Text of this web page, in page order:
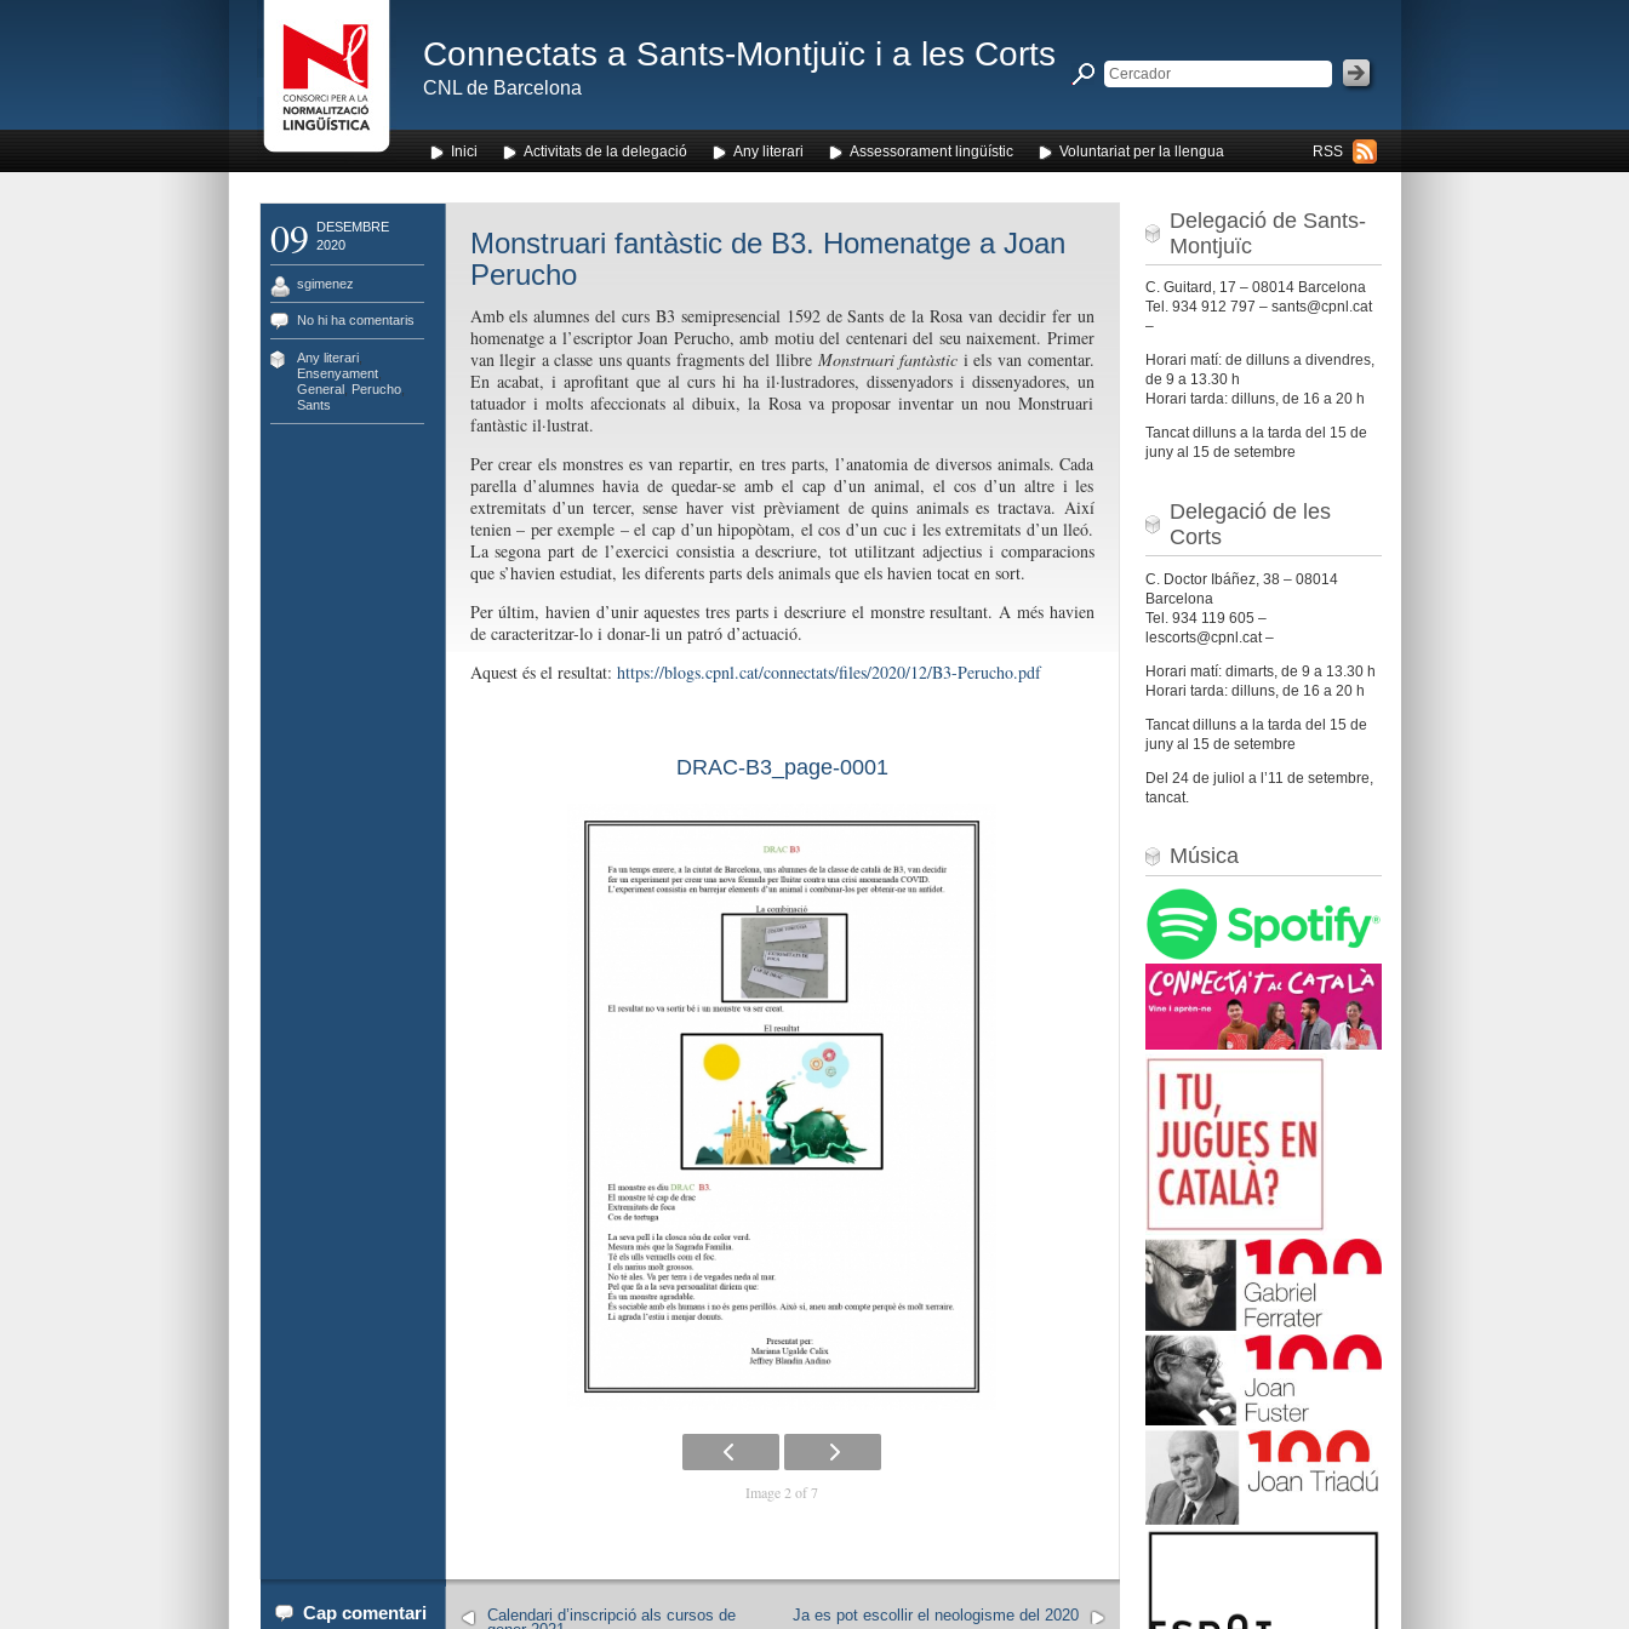
Connectats a Sants-Montjuïc i a les Corts
CNL de Barcelona
RSS
Inici Activitats de la delegació Any literari Assessorament lingüístic Voluntariat per la llengua
09
DESEMBRE
2020
sgimenez
No hi ha comentaris
Any literari,
Ensenyament,
General, Perucho,
Sants
Monstruari fantàstic de B3. Homenatge a Joan
Perucho
Amb els alumnes del curs B3 semipresencial 1592 de Sants de la Rosa van decidir fer un
homenatge a l’escriptor Joan Perucho, amb motiu del centenari del seu naixement. Primer
van llegir a classe uns quants fragments del llibre Monstruari fantàstic i els van comentar.
En acabat, i aprofitant que al curs hi ha il·lustradores, dissenyadors i dissenyadores, un
tatuador i molts afeccionats al dibuix, la Rosa va proposar inventar un nou Monstruari
fantàstic il·lustrat.
Per crear els monstres es van repartir, en tres parts, l’anatomia de diversos animals. Cada
parella d’alumnes havia de quedar-se amb el cap d’un animal, el cos d’un altre i les
extremitats d’un tercer, sense haver vist prèviament de quins animals es tractava. Així
tenien – per exemple – el cap d’un hipopòtam, el cos d’un cuc i les extremitats d’un lleó.
La segona part de l’exercici consistia a descriure, tot utilitzant adjectius i comparacions
que s’havien estudiat, les diferents parts dels animals que els havien tocat en sort.
Per últim, havien d’unir aquestes tres parts i descriure el monstre resultant. A més havien
de caracteritzar-lo i donar-li un patró d’actuació.
Aquest és el resultat: https://blogs.cpnl.cat/connectats/files/2020/12/B3-Perucho.pdf
DRAC-B3_page-0001
Image 2 of 7
Cap comentari Ja es pot escollir el neologisme del 2020
Calendari d’inscripció als cursos de
Delegació de Sants-
Montjuïc
C. Guitard, 17 – 08014 Barcelona
Tel. 934 912 797 – sants@cpnl.cat
–
Horari matí: de dilluns a divendres,
de 9 a 13.30 h
Horari tarda: dilluns, de 16 a 20 h
Tancat dilluns a la tarda del 15 de
juny al 15 de setembre
Delegació de les
Corts
C. Doctor Ibáñez, 38 – 08014
Barcelona
Tel. 934 119 605 –
lescorts@cpnl.cat –
Horari matí: dimarts, de 9 a 13.30 h
Horari tarda: dilluns, de 16 a 20 h
Tancat dilluns a la tarda del 15 de
juny al 15 de setembre
Del 24 de juliol a l’11 de setembre,
tancat.
Música